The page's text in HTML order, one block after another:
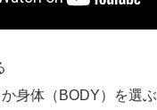
身体（BODY）を選ぶ